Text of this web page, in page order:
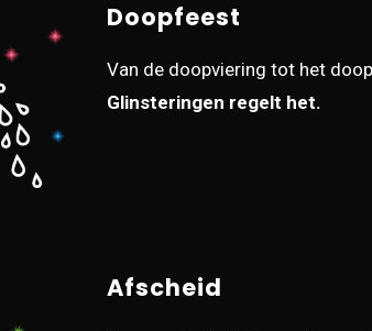
Doopfeest
Van de doopviering tot het
Glinsteringen regelt het.
Afscheid